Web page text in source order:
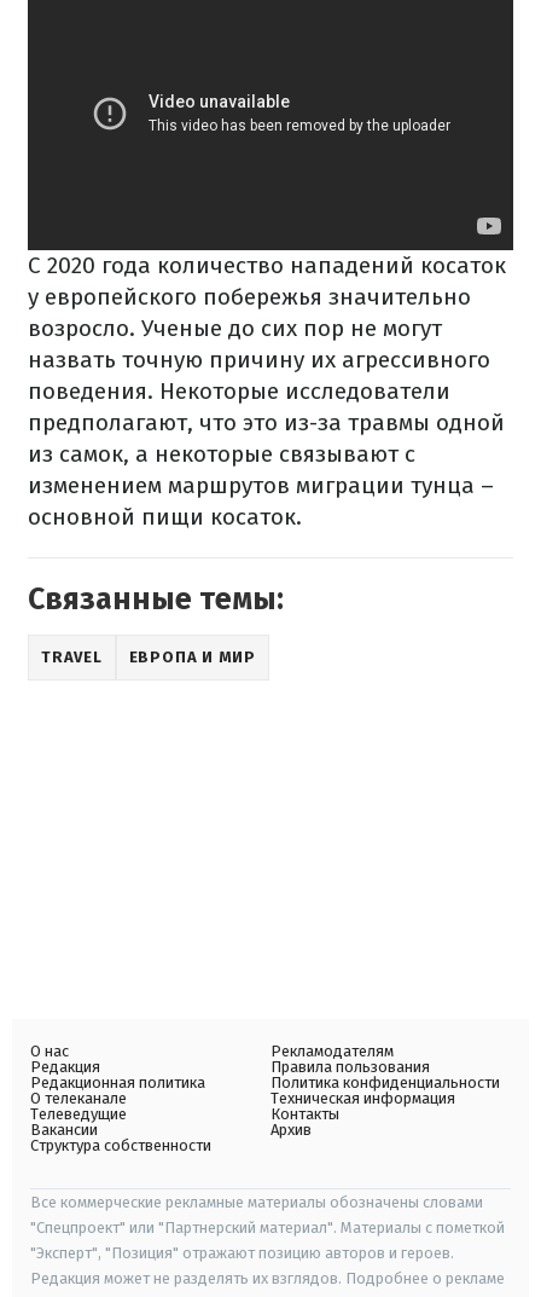
С 2020 года количество нападений косаток
у европейского побережья значительно
возросло. Ученые до сих пор не могут
назвать точную причину их агрессивного
поведения. Некоторые исследователи
предполагают, что это из-за травмы одной
из самок, а некоторые связывают с
изменением маршрутов миграции тунца –
основной пищи косаток.
Связанные темы:
TRAVEL ЕВРОПА И МИР
О нас
Редакция
Редакционная политика
О телеканале
Телеведущие
Вакансии
Структура собственности
Рекламодателям
Правила пользования
Политика конфиденциальности
Техническая информация
Контакты
Архив
Все коммерческие рекламные материалы обозначены словами
"Спецпроект" или "Партнерский материал". Материалы с пометкой
"Эксперт", "Позиция" отражают позицию авторов и героев.
Редакция может не разделять их взглядов. Подробнее о рекламе